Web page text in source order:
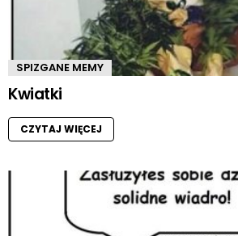
SPIZGANE MEMY
Kwiatki
CZYTAJ WIĘCEJ